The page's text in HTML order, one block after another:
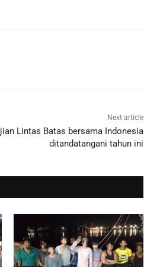
Next article
Lintas Batas bersama Indonesia
ditandatangani tahun ini